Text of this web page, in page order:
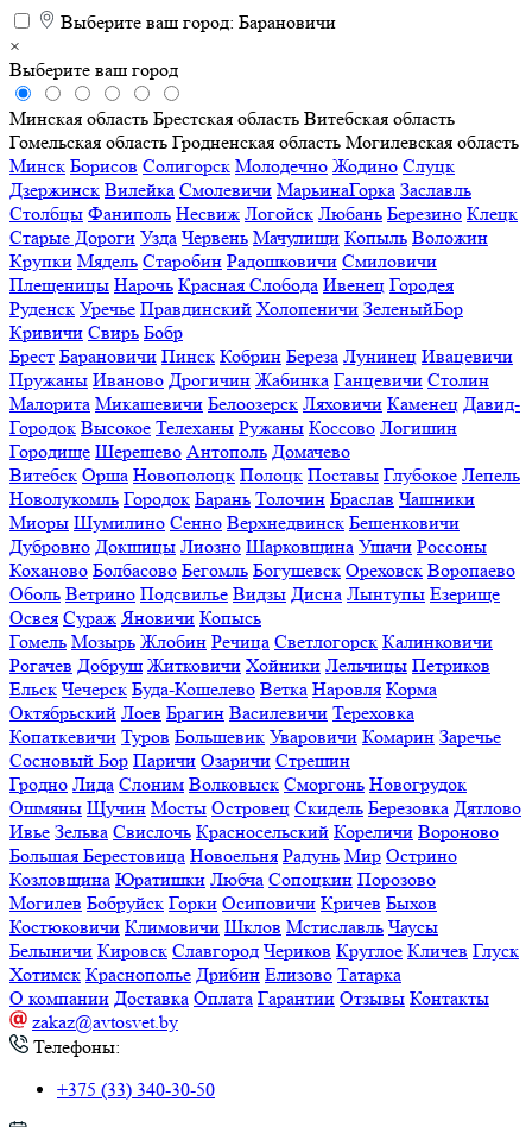
Выберите ваш город: Барановичи
×
Выберите ваш город
Минская область Брестская область Витебская область
Гомельская область Гродненская область Могилевская область
Минск Борисов Солигорск Молодечно Жодино Слуцк
Дзержинск Вилейка Смолевичи МарьинаГорка Заславль
Столбцы Фаниполь Несвиж Логойск Любань Березино Клецк
Старые Дороги Узда Червень Мачулищи Копыль Воложин
Крупки Мядель Старобин Радошковичи Смиловичи
Плещеницы Нарочь Красная Слобода Ивенец Городея
Руденск Уречье Правдинский Холопеничи ЗеленыйБор
Кривичи Свирь Бобр
Брест Барановичи Пинск Кобрин Береза Лунинец Ивацевичи
Пружаны Иваново Дрогичин Жабинка Ганцевичи Столин
Малорита Микашевичи Белоозерск Ляховичи Каменец Давид-
Городок Высокое Телеханы Ружаны Коссово Логишин
Городище Шерешево Антополь Домачево
Витебск Орша Новополоцк Полоцк Поставы Глубокое Лепель
Новолукомль Городок Барань Толочин Браслав Чашники
Миоры Шумилино Сенно Верхнедвинск Бешенковичи
Дубровно Докшицы Лиозно Шарковщина Ушачи Россоны
Коханово Болбасово Бегомль Богушевск Ореховск Воропаево
Оболь Ветрино Подсвилье Видзы Дисна Лынтупы Езерище
Освея Сураж Яновичи Копысь
Гомель Мозырь Жлобин Речица Светлогорск Калинковичи
Рогачев Добруш Житковичи Хойники Лельчицы Петриков
Ельск Чечерск Буда-Кошелево Ветка Наровля Корма
Октябрьский Лоев Брагин Василевичи Тереховка
Копаткевичи Туров Большевик Уваровичи Комарин Заречье
Сосновый Бор Паричи Озаричи Стрешин
Гродно Лида Слоним Волковыск Сморгонь Новогрудок
Ошмяны Щучин Мосты Островец Скидель Березовка Дятлово
Ивье Зельва Свислочь Красносельский Кореличи Вороново
Большая Берестовица Новоельня Радунь Мир Острино
Козловщина Юратишки Любча Сопоцкин Порозово
Могилев Бобруйск Горки Осиповичи Кричев Быхов
Костюковичи Климовичи Шклов Мстиславль Чаусы
Белыничи Кировск Славгород Чериков Круглое Кличев Глуск
Хотимск Краснополье Дрибин Елизово Татарка
О компании Доставка Оплата Гарантии Отзывы Контакты
zakaz@avtosvet.by
Телефоны:
+375 (33) 340-30-50